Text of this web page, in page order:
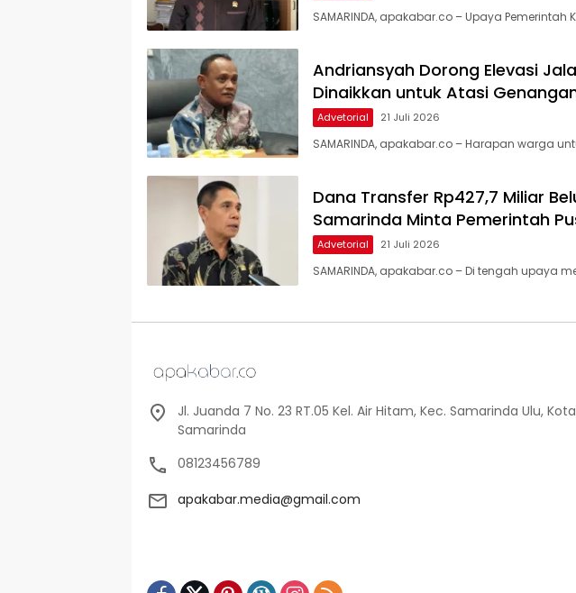
SAMARINDA, apakabar.co – Upaya
Andriansyah Dorong Elevasi
Dinaikkan untuk Atasi
Advetorial 21 Juli 2026
SAMARINDA, apakabar.co – Harapan warga
Dana Transfer Rp427,7 Miliar
Samarinda Minta Pemerintah
Advetorial 21 Juli 2026
SAMARINDA, apakabar.co – Di tengah upaya
Jl. Juanda 7 No. 23 RT.05 Kel. Air Hitam, Kec. Samarinda Ulu, Kota
Samarinda
08123456789
apakabar.media@gmail.com